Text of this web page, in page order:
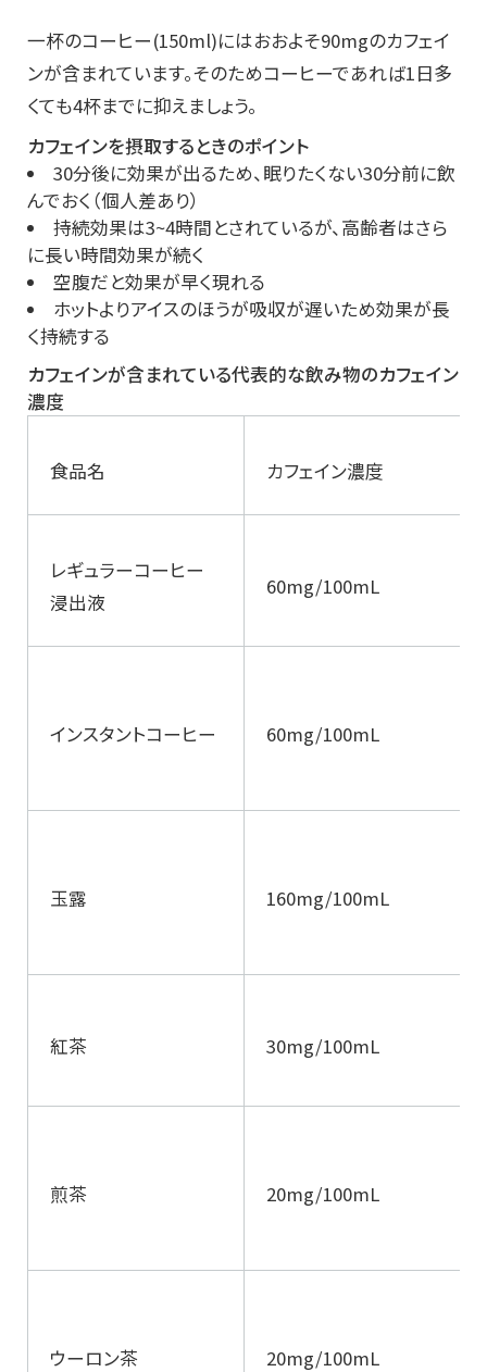
一杯のコーヒー(150ml)にはおおよそ90mgのカフェイ
ンが含まれています。そのためコーヒーであれば1日多
くても4杯までに抑えましょう。
カフェインを摂取するときのポイント
30分後に効果が出るため、眠りたくない30分前に飲
んでおく（個人差あり）
持続効果は3~4時間とされているが、高齢者はさら
に長い時間効果が続く
空腹だと効果が早く現れる
ホットよりアイスのほうが吸収が遅いため効果が長
く持続する
カフェインが含まれている代表的な飲み物のカフェイン
濃度
食品名 カフェイン濃度
レギュラーコーヒー
浸出液
60mg/100mL
インスタントコーヒー 60mg/100mL
玉露 160mg/100mL
紅茶 30mg/100mL
煎茶 20mg/100mL
ウーロン茶 20mg/100mL